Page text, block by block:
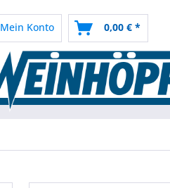
Mein Konto 0,00 € *